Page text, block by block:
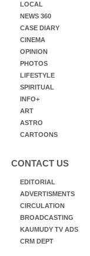
LOCAL
NEWS 360
CASE DIARY
CINEMA
OPINION
PHOTOS
LIFESTYLE
SPIRITUAL
INFO+
ART
ASTRO
CARTOONS
CONTACT US
EDITORIAL
ADVERTISMENTS
CIRCULATION
BROADCASTING
KAUMUDY TV ADS
CRM DEPT